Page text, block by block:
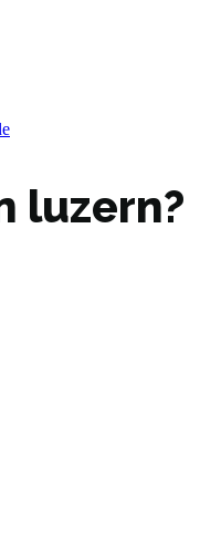
luzern?